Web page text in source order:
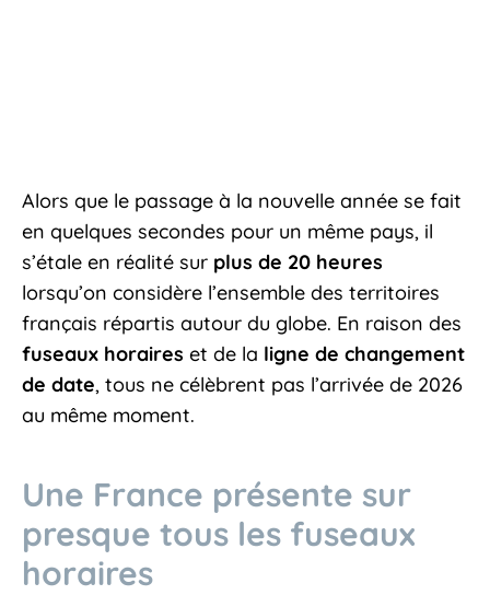
Alors que le passage à la nouvelle année se fait
en quelques secondes pour un même pays, il
s’étale en réalité sur plus de 20 heures
lorsqu’on considère l’ensemble des territoires
français répartis autour du globe. En raison des
fuseaux horaires et de la ligne de changement
de date, tous ne célèbrent pas l’arrivée de 2026
au même moment.
Une France présente sur
presque tous les fuseaux
horaires